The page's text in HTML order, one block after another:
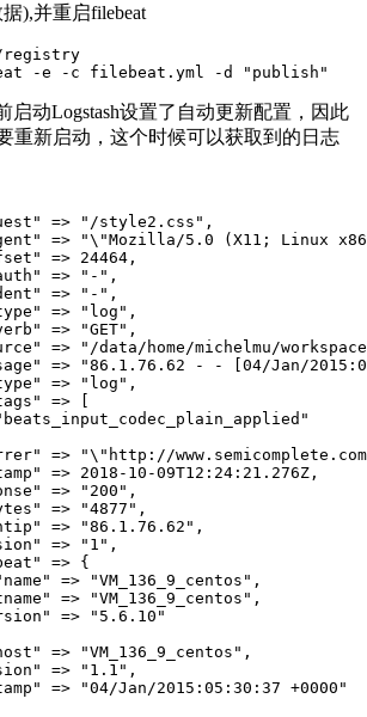
),并重启filebeat
-e -c filebeat.yml -d "publish"
启动Logstash设置了自动更新配置，因此
重新启动，这个时候可以获取到的日志
=> "/style2.css",
=> "\"Mozilla/5.0 (X11; Linux
=> 24464,
=> "-",
=> "-",
=> "log",
=> "GET",
=> "/data/home/michelmu/
=> "86.1.76.62 - - [04/Jan/
=> "log",
=> [
=> "\"http://
=> 2018-10-09T12:24:21.276Z,
=> "200",
=> "4877",
=> "86.1.76.62",
=> "1",
=> {
=> "VM_136_9_centos",
=> "VM_136_9_centos",
=> "5.6.10"
=> "VM_136_9_centos",
=> "1.1",
=> "04/Jan/2015:05:30:37 +0000"